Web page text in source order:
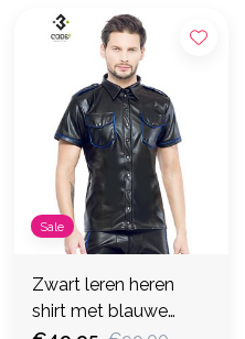
Sale
Zwart leren heren
shirt met blauwe